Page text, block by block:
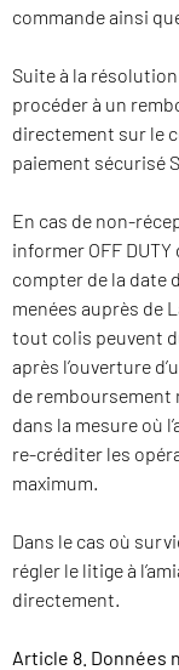
commande ainsi
Suite à la résolution
procéder à un
directement sur le
paiement sécurisé
En cas de non-
informer OFF
compter de la date
menées auprès de
tout colis peuvent
après l’ouverture
de
dans la mesure où
re-créditer les
maximum.
Dans le cas où
régler le litige à
directement.
Article 8. Données